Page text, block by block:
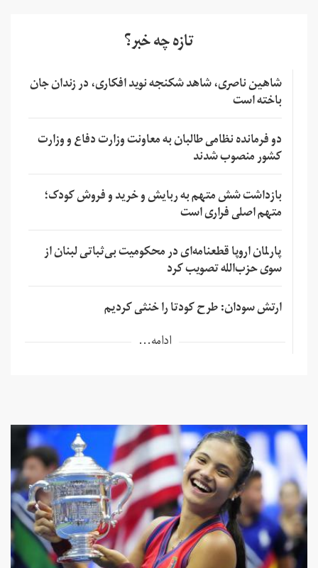
تازه چه خبر؟
شاهین ناصری، شاهد شکنجه نوید افکاری، در زندان جان
باخته است
دو فرمانده نظامی طالبان به معاونت وزارت دفاع و وزارت
کشور منصوب شدند
بازداشت شش متهم به ربایش و خرید و فروش کودک؛
متهم اصلی فراری است
پارلمان اروپا قطعنامه‌ای در محکومیت بی‌ثباتی لبنان از
سوی حزب‌الله تصویب کرد
ارتش سودان: طرح کودتا را خنثی کردیم
ادامه...